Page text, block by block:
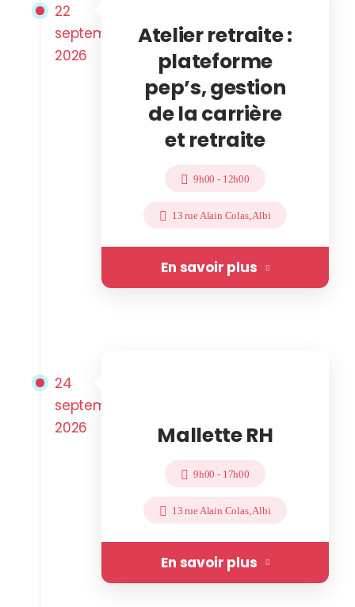
22
septembre
2026
Atelier retraite :
plateforme
pep’s, gestion
de la carrière
et retraite
9h00 - 12h00
13 rue Alain Colas, Albi
En savoir plus
24
septembre
2026
Mallette RH
9h00 - 17h00
13 rue Alain Colas, Albi
En savoir plus